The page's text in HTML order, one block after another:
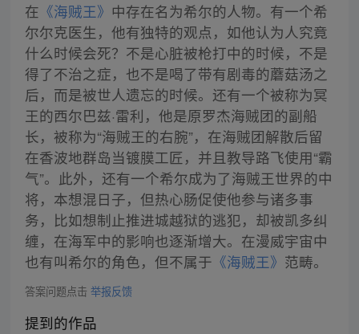
在 《海贼王》 中存在名为希尔的人物。有一个希
尔尔克医生，他有独特的观点，如他认为人究竟
什么时候会死？不是心脏被枪打中的时候，不是
得了不治之症，也不是喝了带有剧毒的蘑菇汤之
后，而是被世人遗忘的时候。还有一个被称为冥
王的西尔巴兹·雷利，他是原罗杰海贼团的副船
长，被称为“海贼王的右腕”，在海贼团解散后留
在香波地群岛当镀膜工匠，并且教导路飞使用“霸
气”。此外，还有一个希尔成为了海贼王世界的中
将，本想混日子，但热心肠促使他参与诸多事
务，比如想制止推进城越狱的逃犯，却被凯多纠
缠，在海军中的影响也逐渐增大。在漫威宇宙中
也有叫希尔的角色，但不属于 《海贼王》 范畴。
答案问题点击 举报反馈
提到的作品